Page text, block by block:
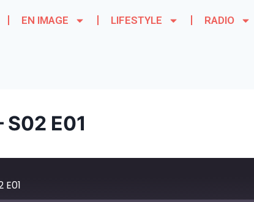
EN IMAGE LIFESTYLE RADIO
S02 E01
E01